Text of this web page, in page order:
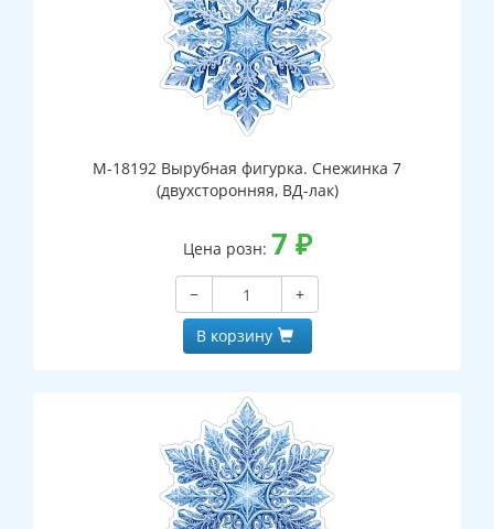
М-18192 Вырубная фигурка. Снежинка 7
(двухсторонняя, ВД-лак)
Цена розн: 7 ₽
−
+
В корзину